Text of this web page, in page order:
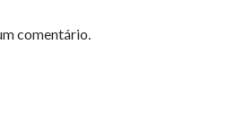
comentário.